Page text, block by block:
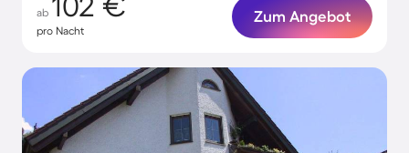
ab
pro Nacht
Zum Angebot